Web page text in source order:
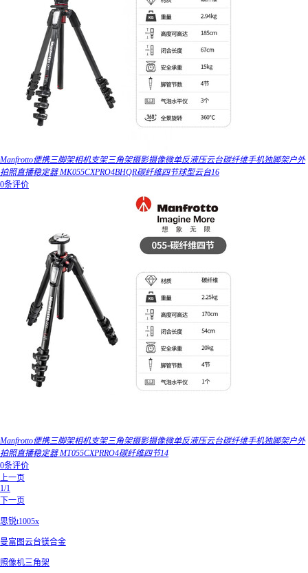
Manfrotto便携三脚架相机支架三角架摄影摄像微单反液压云台碳纤维手机独脚架户外
拍照直播稳定器 MK055CXPRO4BHQR碳纤维四节球型云台16
0条评价
Manfrotto便携三脚架相机支架三角架摄影摄像微单反液压云台碳纤维手机独脚架户外
拍照直播稳定器 MT055CXPRRO4碳纤维四节14
0条评价
上一页
1/1
下一页
思锐t1005x
曼富图云台镁合金
照像机三角架